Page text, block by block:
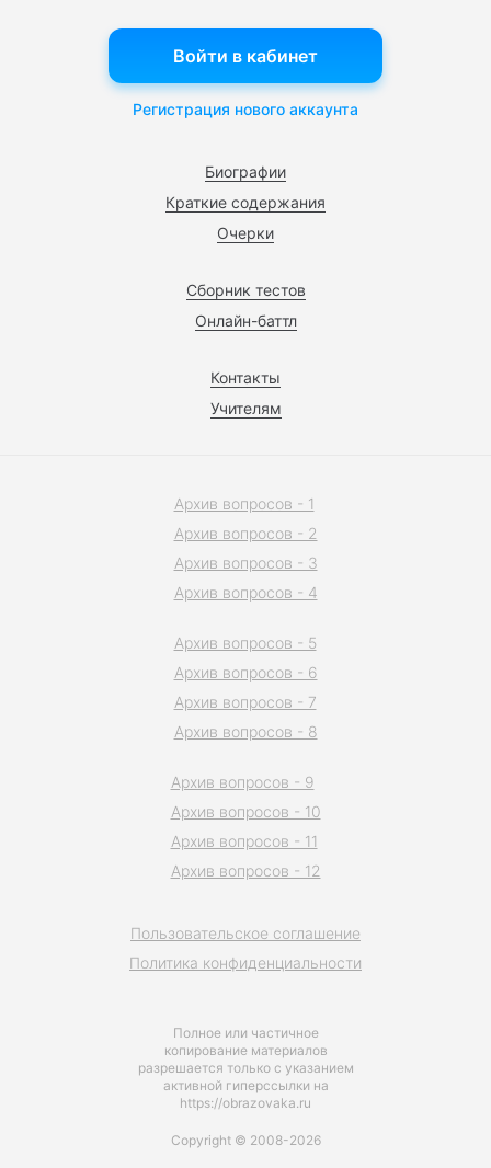
Биографии
Краткие содержания
Очерки
Сборник тестов
Онлайн-баттл
Контакты
Учителям
Войти в кабинет
Регистрация нового аккаунта
Полное или частичное
копирование материалов
разрешается только с указанием
активной гиперссылки на
https://obrazovaka.ru
Пользовательское соглашение
Политика конфиденциальности
Архив вопросов - 1
Архив вопросов - 2
Архив вопросов - 3
Архив вопросов - 4
Архив вопросов - 5
Архив вопросов - 6
Архив вопросов - 7
Архив вопросов - 8
Архив вопросов - 9
Архив вопросов - 10
Архив вопросов - 11
Архив вопросов - 12
Copyright © 2008-2026